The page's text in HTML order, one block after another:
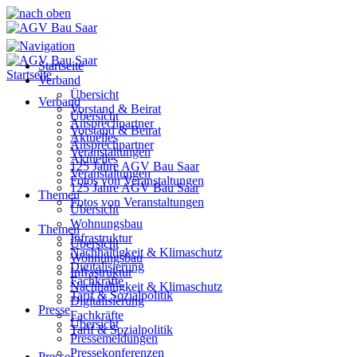
Startseite
Verband
Übersicht
Vorstand & Beirat
Ansprechpartner
Aktuelles
Veranstaltungen
125 Jahre AGV Bau Saar
Fotos von Veranstaltungen
Themen
Übersicht
Wohnungsbau
Infrastruktur
Nachhaltigkeit & Klimaschutz
Digitalisierung
Fachkräfte
Tarif & Sozialpolitik
Presse
Übersicht
Pressemeldungen
Pressekonferenzen
Startseite
Verband
Übersicht
Vorstand & Beirat
Ansprechpartner
Aktuelles
Veranstaltungen
125 Jahre AGV Bau Saar
Fotos von Veranstaltungen
Themen
Übersicht
Wohnungsbau
Infrastruktur
Nachhaltigkeit & Klimaschutz
Digitalisierung
Fachkräfte
Tarif & Sozialpolitik